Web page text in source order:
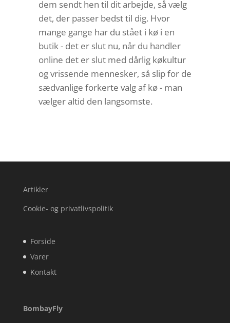
dem sendt hen til dit arbejde, så vælg
det, der passer bedst til dig. Hvor
mange gange har du stået i kø i en
butik - det er slut nu, når du handler
online det er slut med dårlig køkultur
og vrissende mennesker, så slip for de
sædvanlige forkerte valg af kø - man
vælger altid den langsomste.
Artikler
Cookie- og privatlivspolitik
Forside
Varer
Kontakt
BombayFly